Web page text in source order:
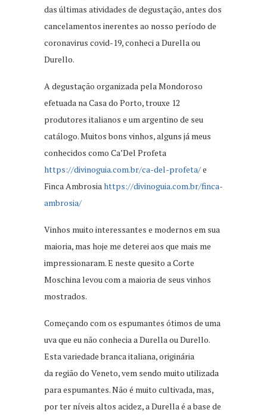
das últimas atividades de degustação, antes dos
cancelamentos inerentes ao nosso período de
coronavirus covid-19, conheci a Durella ou
Durello.
A degustação organizada pela Mondoroso
efetuada na Casa do Porto, trouxe 12
produtores italianos e um argentino de seu
catálogo. Muitos bons vinhos, alguns já meus
conhecidos como Ca’Del Profeta
https://divinoguia.com.br/ca-del-profeta/e
Finca Ambrosiahttps://divinoguia.com.br/finca-
ambrosia/
Vinhos muito interessantes e modernos em sua
maioria, mas hoje me deterei aos que mais me
impressionaram. E neste quesito a Corte
Moschina levou com a maioria de seus vinhos
mostrados.
Começando com os espumantes ótimos de uma
uva que eu não conhecia a Durella ou Durello.
Esta variedade branca italiana, originária
da região do Veneto, vem sendo muito utilizada
para espumantes. Não é muito cultivada, mas,
por ter níveis altos acidez, a Durella é a base de